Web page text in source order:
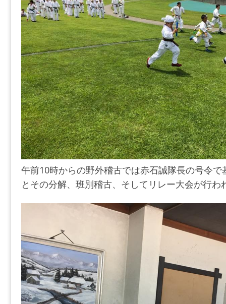
午前10時からの野外稽古では赤石誠隊長の号令
とその分解、班別稽古、そしてリレー大会が行わ